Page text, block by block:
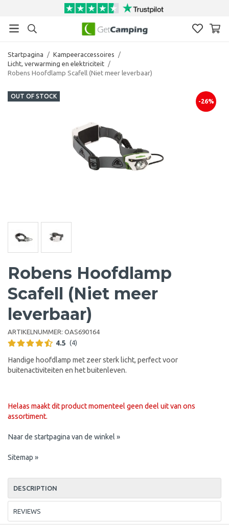
Startpagina / Kampeeraccessoires
/
Licht, verwarming en elektriciteit /
Robens Hoofdlamp Scafell (Niet meer leverbaar)
OUT OF STOCK
-26%
Robens Hoofdlamp
Scafell (Niet meer
leverbaar)
ARTIKELNUMMER: OAS690164
4.5 (4)
Handige hoofdlamp met zeer sterk licht, perfect voor
buitenactiviteiten en het buitenleven.
Helaas maakt dit product momenteel geen deel uit van ons
assortiment.
Naar de startpagina van de winkel »
Sitemap »
DESCRIPTION
REVIEWS